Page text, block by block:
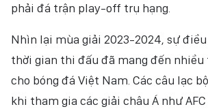
phải đá trận play-off trụ hạng.
Nhìn lại mùa giải 2023-2024, sự
thời gian thi đấu đã mang đến
cho bóng đá Việt Nam. Các câu lạc
khi tham gia các giải châu Á như